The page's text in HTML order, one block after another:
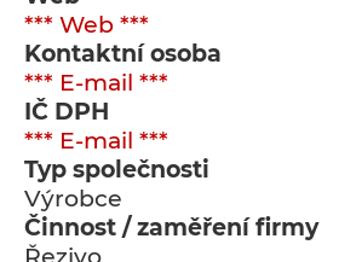
*** Web ***
Kontaktní osoba
*** E-mail ***
IČ DPH
*** E-mail ***
Typ společnosti
Výrobce
Činnost / zaměření firmy